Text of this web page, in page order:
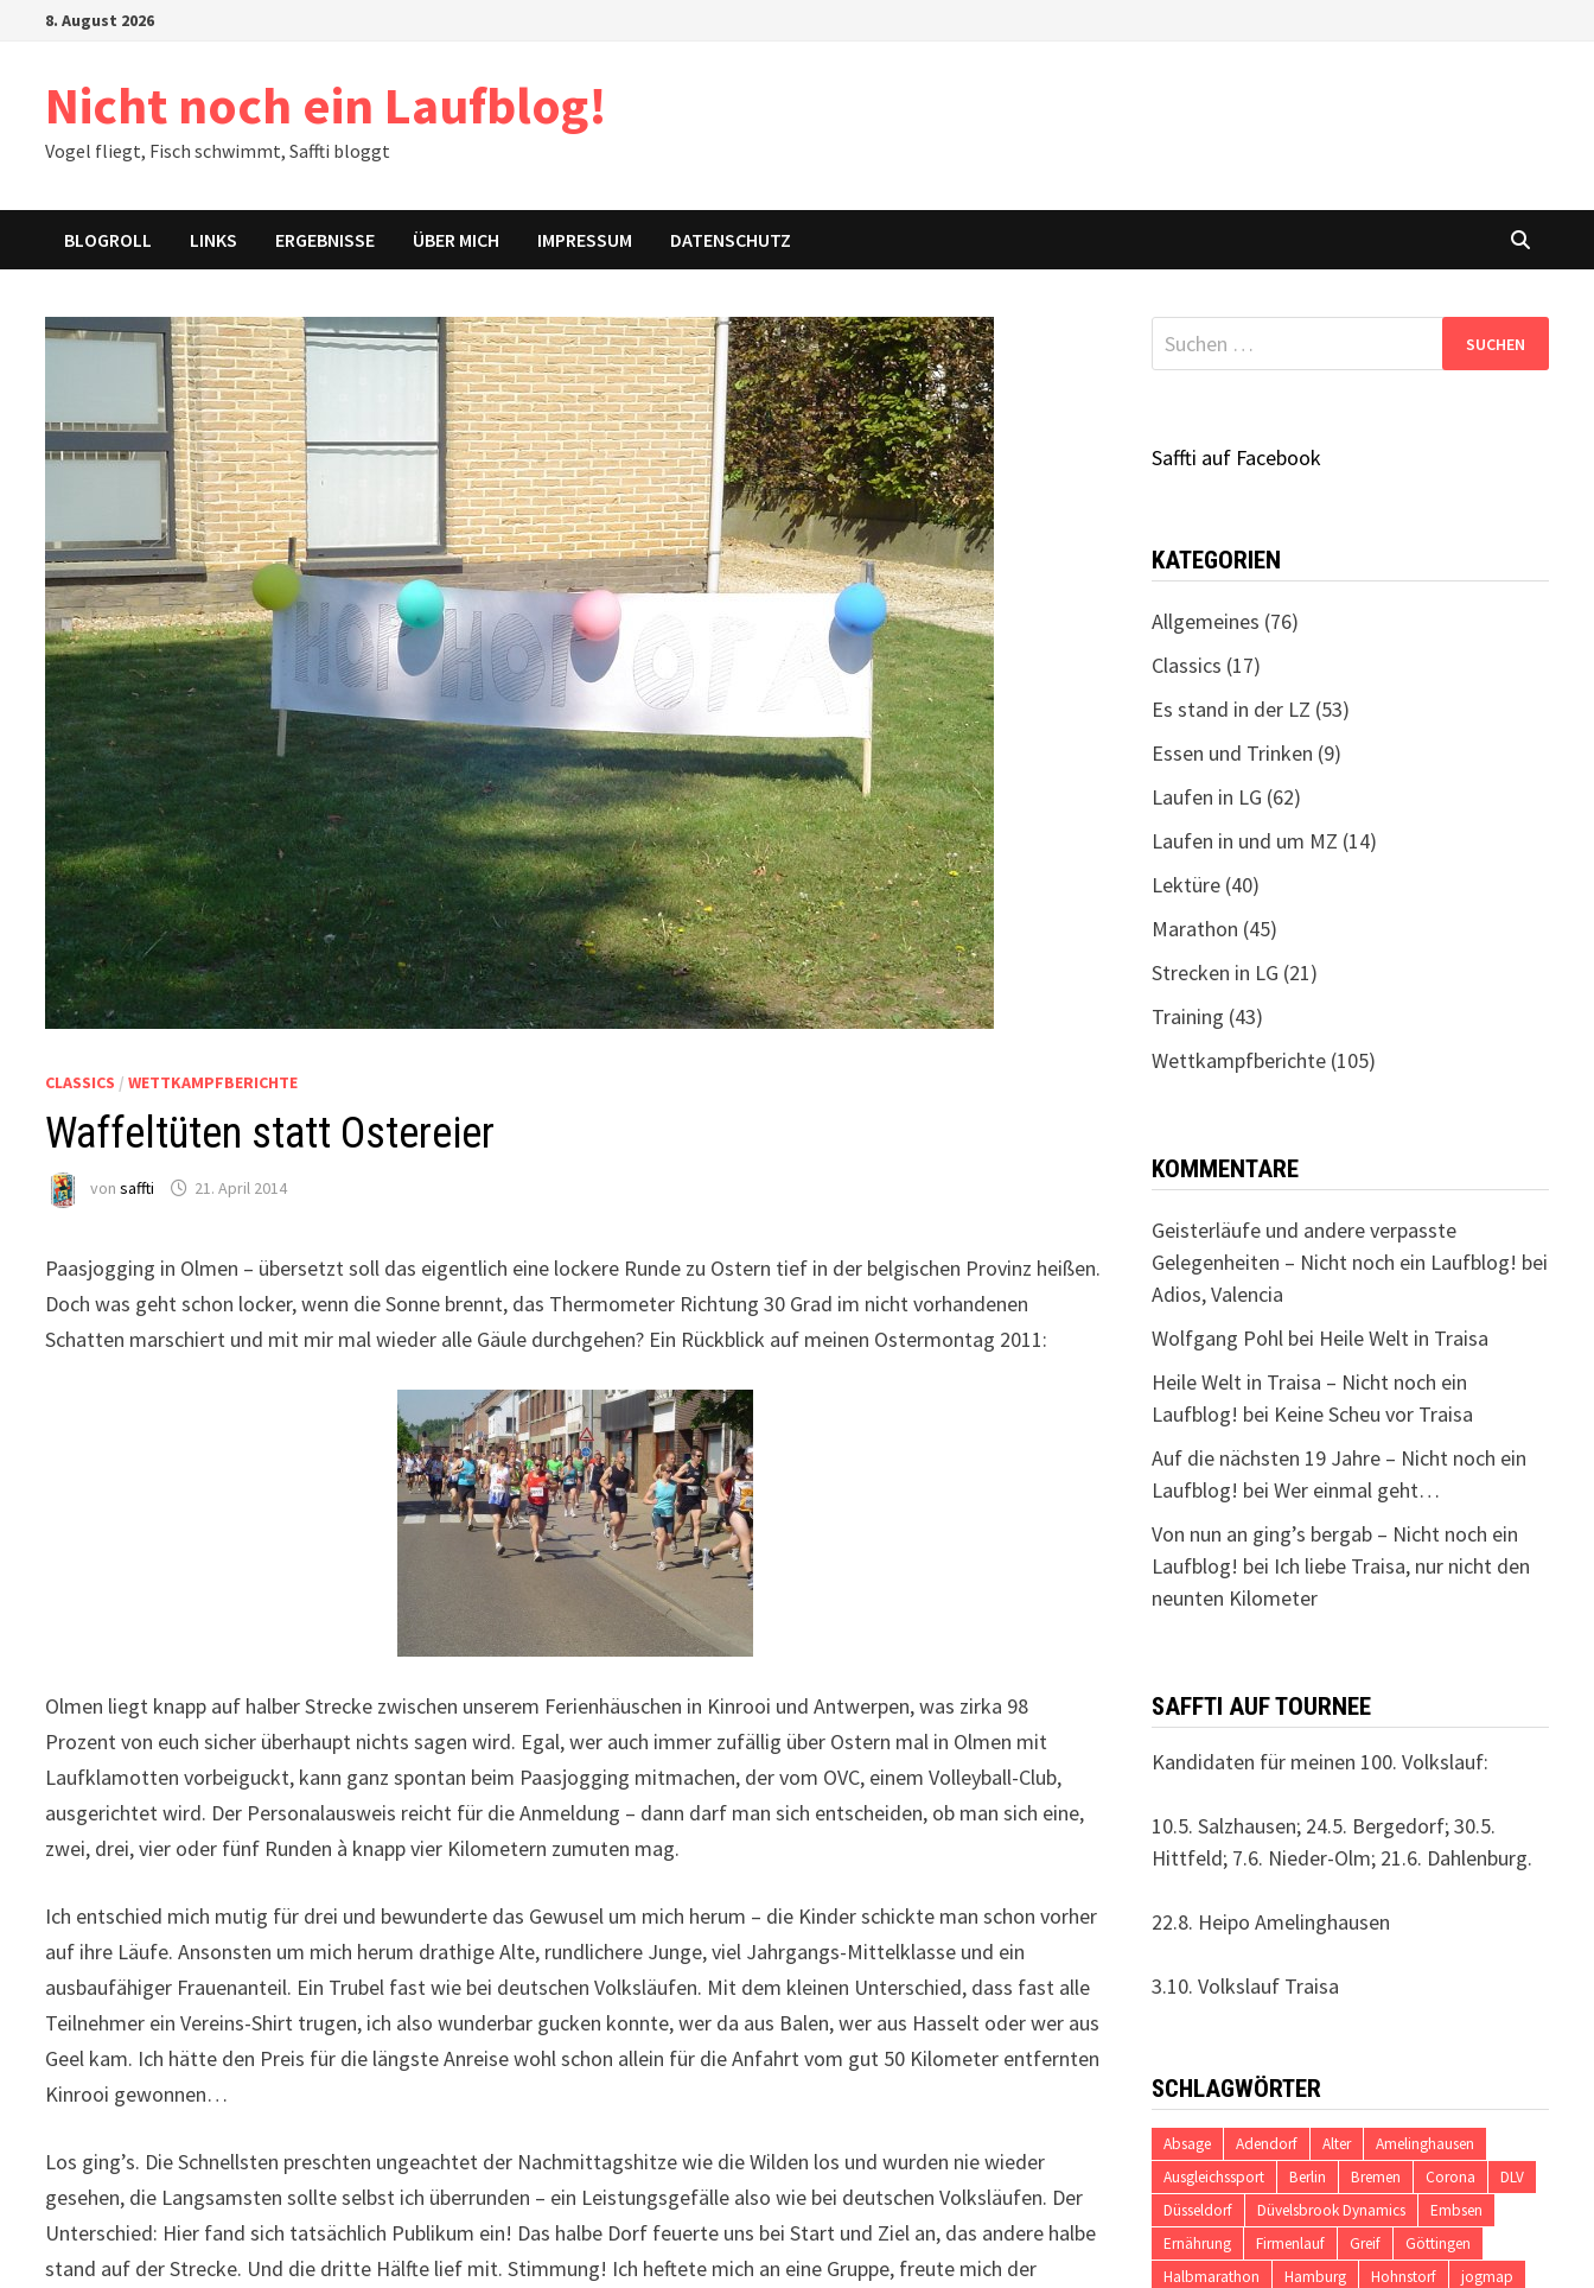
8. August 2026
Nicht noch ein Laufblog!
Vogel fliegt, Fisch schwimmt, Saffti bloggt
BLOGROLL LINKS ERGEBNISSE ÜBER MICH IMPRESSUM DATENSCHUTZ
CLASSICS /WETTKAMPFBERICHTE
Waffeltüten statt Ostereier
vonsaffti 21. April 2014
Paasjogging in Olmen – übersetzt soll das eigentlich eine lockere Runde zu Ostern tief in der belgischen Provinz heißen.
Doch was geht schon locker, wenn die Sonne brennt, das Thermometer Richtung 30 Grad im nicht vorhandenen
Schatten marschiert und mit mir mal wieder alle Gäule durchgehen? Ein Rückblick auf meinen Ostermontag 2011:
Olmen liegt knapp auf halber Strecke zwischen unserem Ferienhäuschen in Kinrooi und Antwerpen, was zirka 98
Prozent von euch sicher überhaupt nichts sagen wird. Egal, wer auch immer zufällig über Ostern mal in Olmen mit
Laufklamotten vorbeiguckt, kann ganz spontan beim Paasjogging mitmachen, der vom OVC, einem Volleyball-Club,
ausgerichtet wird. Der Personalausweis reicht für die Anmeldung – dann darf man sich entscheiden, ob man sich eine,
zwei, drei, vier oder fünf Runden à knapp vier Kilometern zumuten mag.
Ich entschied mich mutig für drei und bewunderte das Gewusel um mich herum – die Kinder schickte man schon vorher
auf ihre Läufe. Ansonsten um mich herum drathige Alte, rundlichere Junge, viel Jahrgangs-Mittelklasse und ein
ausbaufähiger Frauenanteil. Ein Trubel fast wie bei deutschen Volksläufen. Mit dem kleinen Unterschied, dass fast alle
Teilnehmer ein Vereins-Shirt trugen, ich also wunderbar gucken konnte, wer da aus Balen, wer aus Hasselt oder wer aus
Geel kam. Ich hätte den Preis für die längste Anreise wohl schon allein für die Anfahrt vom gut 50 Kilometer entfernten
Kinrooi gewonnen…
Los ging’s. Die Schnellsten preschten ungeachtet der Nachmittagshitze wie die Wilden los und wurden nie wieder
gesehen, die Langsamsten sollte selbst ich überrunden – ein Leistungsgefälle also wie bei deutschen Volksläufen. Der
Unterschied: Hier fand sich tatsächlich Publikum ein! Das halbe Dorf feuerte uns bei Start und Ziel an, das andere halbe
stand auf der Strecke. Und die dritte Hälfte lief mit. Stimmung! Ich heftete mich an eine Gruppe, freute mich der
Suchen
nach:
Saffti auf Facebook
KATEGORIEN
Allgemeines (76)
Classics (17)
Es stand in der LZ (53)
Essen und Trinken (9)
Laufen in LG (62)
Laufen in und um MZ (14)
Lektüre(40)
Marathon (45)
Strecken in LG (21)
Training (43)
Wettkampfberichte(105)
KOMMENTARE
Geisterläufe und andere verpasste
Gelegenheiten – Nicht noch ein Laufblog! bei
Adios, Valencia
Wolfgang Pohlbei Heile Welt in Traisa
Heile Welt in Traisa – Nicht noch ein
Laufblog! bei Keine Scheu vor Traisa
Auf die nächsten 19 Jahre – Nicht noch ein
Laufblog! bei Wer einmal geht…
Von nun an ging’s bergab – Nicht noch ein
Laufblog! bei Ich liebe Traisa, nur nicht den
neunten Kilometer
SAFFTI AUF TOURNEE
Kandidaten für meinen 100. Volkslauf:
10.5. Salzhausen; 24.5. Bergedorf; 30.5.
Hittfeld; 7.6. Nieder-Olm; 21.6. Dahlenburg.
22.8. Heipo Amelinghausen
3.10. Volkslauf Traisa
SCHLAGWÖRTER
Absage Adendorf Alter
Amelinghausen
Ausgleichssport
Berlin Bremen Corona
DLV
Düsseldorf
Düvelsbrook Dynamics
Embsen
Ernährung
Firmenlauf Greif
Göttingen
Halbmarathon
Hamburg Hohnstorf
jogmap